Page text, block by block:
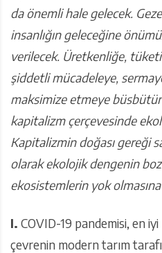
da önemli hale gelecek.
insanlığın geleceğine
verilecek. Üretkenliğe,
şiddetli mücadeleye,
maksimize etmeye
kapitalizm çerçevesinde
Kapitalizmin doğası gereği
olarak ekolojik dengenin
ekosistemlerin yok olmasına
I. COVID-19 pandemisi, en
çevrenin modern tarım